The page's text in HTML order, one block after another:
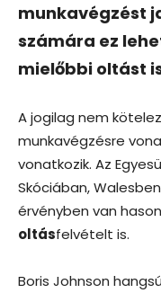
munkavégzést
számára ez
mielőbbi oltást
A jogilag nem
munkavégzésre
vonatkozik. Az
Skóciában,
érvényben van
oltásfelvételt is.
Boris Johnson